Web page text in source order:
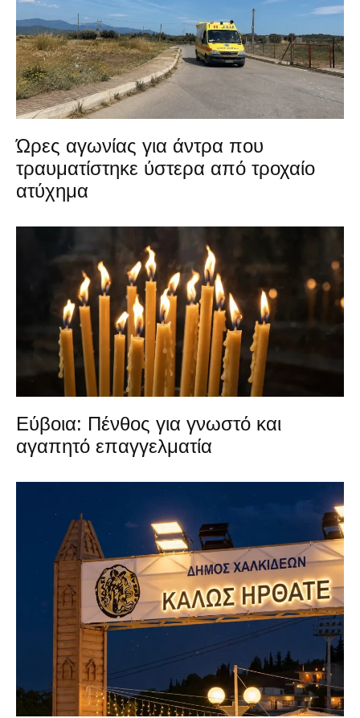
Ώρες αγωνίας για άντρα που
τραυματίστηκε ύστερα από τροχαίο
ατύχημα
Εύβοια: Πένθος για γνωστό και
αγαπητό επαγγελματία